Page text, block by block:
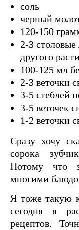
соль
черный
120-150
2-3
другого
100-125 мл
2-3 веточки
3-5 стеблей
3-5 веточек
1-2 веточки
Сразу хочу
сорока
Потому что
многими
Я тоже такую
сегодня я
рецептов.